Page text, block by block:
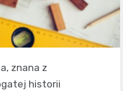
znana z
historii